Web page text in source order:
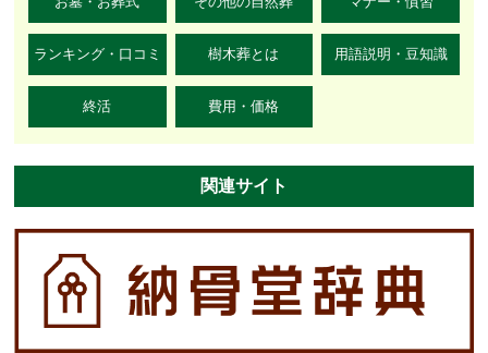
ランキング・口コミ 樹木葬とは 用語説明・豆知識
終活 費用・価格
関連サイト